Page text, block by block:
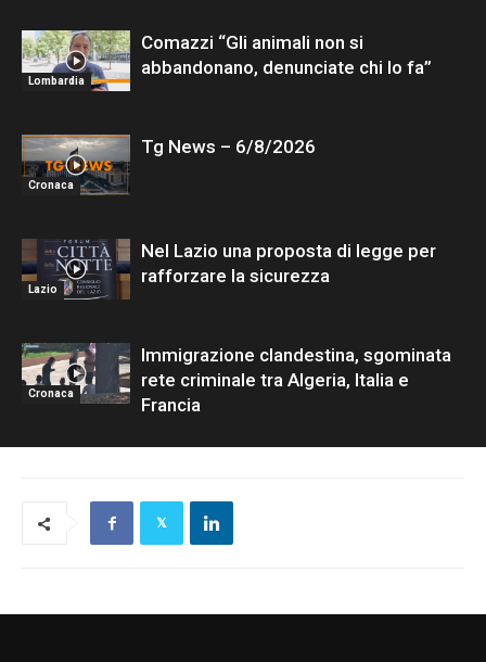
Lombardia
Comazzi “Gli animali non si
abbandonano, denunciate chi lo fa”
Cronaca
Tg News – 6/8/2026
Lazio
Nel Lazio una proposta di legge per
rafforzare la sicurezza
Cronaca
Immigrazione clandestina, sgominata
rete criminale tra Algeria, Italia e
Francia